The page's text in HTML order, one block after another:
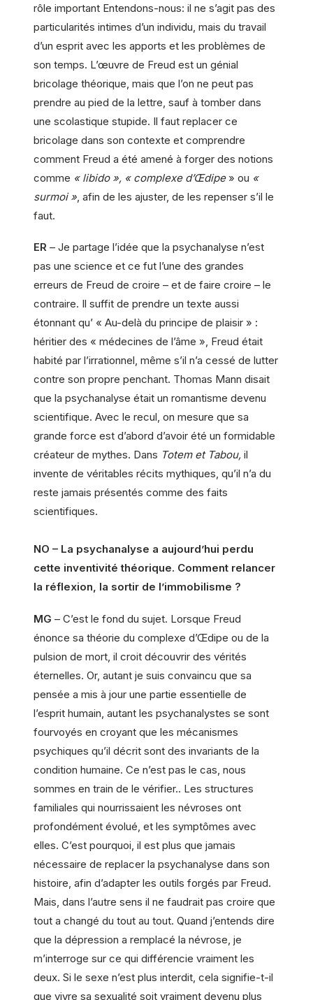
rôle important Entendons-nous: il ne s’agit pas des
particularités intimes d’un individu, mais du travail
d’un esprit avec les apports et les problèmes de
son temps. L’œuvre de Freud est un génial
bricolage théorique, mais que l’on ne peut pas
prendre au pied de la lettre, sauf à tomber dans
une scolastique stupide. Il faut replacer ce
bricolage dans son contexte et comprendre
comment Freud a été amené à forger des notions
comme « libido », « complexe d’Œdipe» ou «
surmoi » , afin de les ajuster, de les repenser s’il le
faut.
ER – Je partage l’idée que la psychanalyse n’est
pas une science et ce fut l’une des grandes
erreurs de Freud de croire – et de faire croire – le
contraire. Il suffit de prendre un texte aussi
étonnant qu’ « Au-delà du principe de plaisir » :
héritier des « médecines de l’âme », Freud était
habité par l’irrationnel, même s’il n’a cessé de lutter
contre son propre penchant. Thomas Mann disait
que la psychanalyse était un romantisme devenu
scientifique. Avec le recul, on mesure que sa
grande force est d’abord d’avoir été un formidable
créateur de mythes. Dans Totem et Tabou, il
invente de véritables récits mythiques, qu’il n’a du
reste jamais présentés comme des faits
scientifiques.
NO – La psychanalyse a aujourd’hui perdu
cette inventivité théorique. Comment relancer
la réflexion, la sortir de l’immobilisme ?
MG – C’est le fond du sujet. Lorsque Freud
énonce sa théorie du complexe d’Œdipe ou de la
pulsion de mort, il croit découvrir des vérités
éternelles. Or, autant je suis convaincu que sa
pensée a mis à jour une partie essentielle de
l’esprit humain, autant les psychanalystes se sont
fourvoyés en croyant que les mécanismes
psychiques qu’il décrit sont des invariants de la
condition humaine. Ce n’est pas le cas, nous
sommes en train de le vérifier.. Les structures
familiales qui nourrissaient les névroses ont
profondément évolué, et les symptômes avec
elles. C’est pourquoi, il est plus que jamais
nécessaire de replacer la psychanalyse dans son
histoire, afin d’adapter les outils forgés par Freud.
Mais, dans l’autre sens il ne faudrait pas croire que
tout a changé du tout au tout. Quand j’entends dire
que la dépression a remplacé la névrose, je
m’interroge sur ce qui différencie vraiment les
deux. Si le sexe n’est plus interdit, cela signifie-t-il
que vivre sa sexualité soit vraiment devenu plus